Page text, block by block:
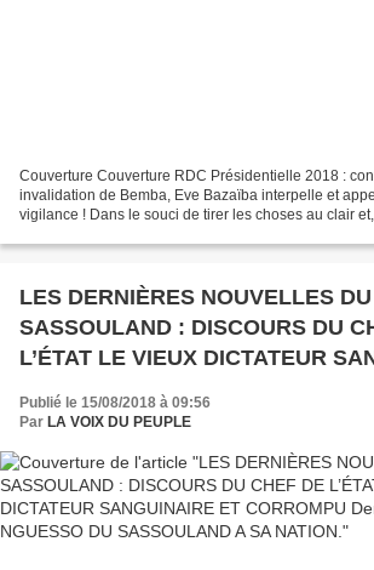
Couverture Couverture RDC Présidentielle 2018 :
invalidation de Bemba, Eve Bazaïba interpelle et
vigilance ! Dans le souci de tirer les choses au clair
LES DERNIÈRES NOUVELLES DU
SASSOULAND : DISCOURS DU
L’ÉTAT LE VIEUX DICTATEUR
CORROMPU Denis SASSOU
SASSOULAND A SA NATION.
Publié le 15/08/2018 à 09:56
Par LA VOIX DU PEUPLE